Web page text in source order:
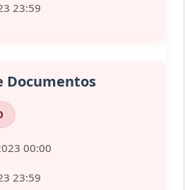
23:59
Documentos
00:00
23:59